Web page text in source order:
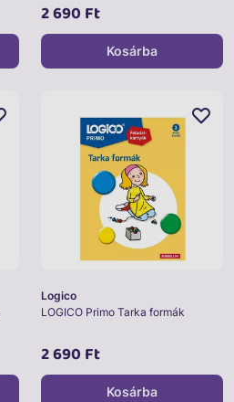
2 690 Ft
Kosárba
Logico
LOGICO Primo Tarka formák
2 690 Ft
Kosárba